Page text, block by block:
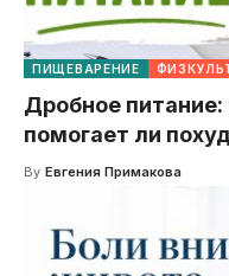
ПИЩЕВАРЕНИЕ
Дробное питание:
помогает ли
By Евгения Примакова